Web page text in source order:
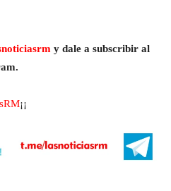
y dale a subscribir al
¡¡